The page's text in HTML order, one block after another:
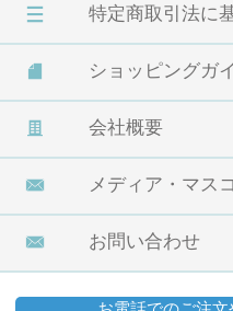
特定商取引法に
ショッピングガ
会社概要
メディア・マス
お問い合わせ